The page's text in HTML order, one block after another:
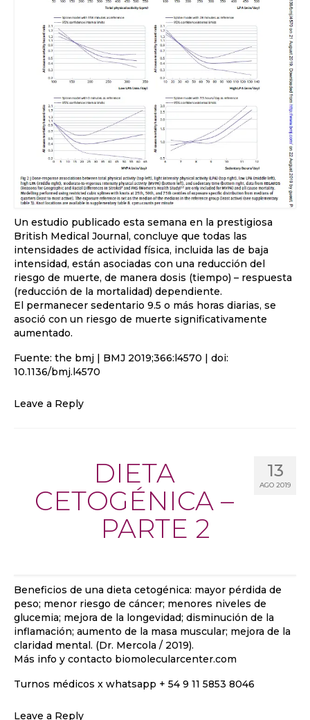
Un estudio publicado esta semana en la prestigiosa
British Medical Journal, concluye que todas las
intensidades de actividad física, incluida las de baja
intensidad, están asociadas con una reducción del
riesgo de muerte, de manera dosis (tiempo) – respuesta
(reducción de la mortalidad) dependiente.
El permanecer sedentario 9.5 o más horas diarias, se
asoció con un riesgo de muerte significativamente
aumentado.
Fuente: the bmj | BMJ 2019;366:l4570 | doi:
10.1136/bmj.l4570
Leave a Reply
13
AGO 2019
DIETA
CETOGÉNICA –
PARTE 2
Beneficios de una dieta cetogénica: mayor pérdida de
peso; menor riesgo de cáncer; menores niveles de
glucemia; mejora de la longevidad; disminución de la
inflamación; aumento de la masa muscular; mejora de la
claridad mental. (Dr. Mercola / 2019).
Más info y contacto biomolecularcenter.com
Turnos médicos x whatsapp + 54 9 11 5853 8046
Leave a Reply